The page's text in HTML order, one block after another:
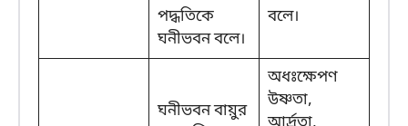
পদ্ধতিকে
ঘনীভবন বলে।
বলে।
ঘনীভবন বায়ুর
অধঃক্ষেপণ
উষ্ণতা,